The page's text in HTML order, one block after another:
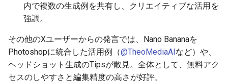
2026-05-22
2026-05-21
2025-11-06
2025-11-05
2026-05-22
2026-05-21
2025-11-06
2025-11-05
2026-05-20
2026-05-19
2026-05-18
2026-05-18
2026-05-17
2025-11-06
2025-11-05
2026-05-22
2026-05-21
内で複数の生成例を共有し、クリエイティブな活用を
強調。
その他のXユーザーからの発言では、Nano Bananaを
Photoshopに統合した活用例（@TheoMediaAIなど）や、
ヘッドショット生成のTipsが散見。全体として、無料アク
セスのしやすさと編集精度の高さが好評。